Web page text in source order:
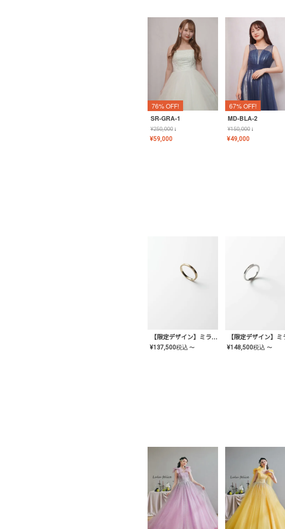
76% OFF!
SR-GRA-1
¥250,000↓
¥59,000
67% OFF!
MD-BLA-2
¥150,000↓
¥49,000
【限定デザイン】ミライ(mill-ai)リング
¥137,500税込 〜 ¥148,500税込 〜